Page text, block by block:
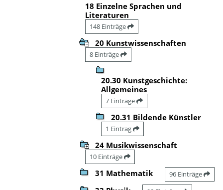
18 Einzelne Sprachen und
Literaturen
148 Einträge
20 Kunstwissenschaften
8 Einträge
20.30 Kunstgeschichte:
Allgemeines
7 Einträge
20.31 Bildende Künstler
1 Eintrag
24 Musikwissenschaft
10 Einträge
31 Mathematik 96 Einträge